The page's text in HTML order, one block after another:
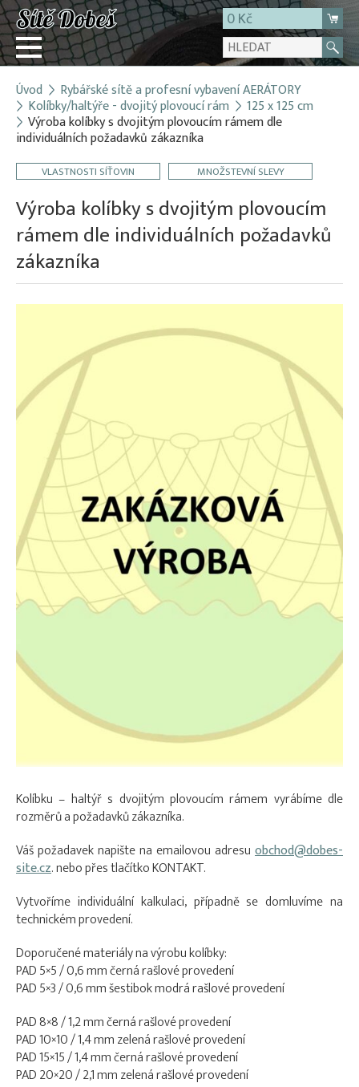
0 Kč
Přihlásit
Registrace
O firmě
Kontakt
Úvod Rybářské sítě a profesní vybavení AERÁTORY
Kolíbky/haltýře - dvojitý plovoucí rám 125 x 125 cm
Výroba kolíbky s dvojitým plovoucím rámem dle
individuálních požadavků zákazníka
VLASTNOSTI SÍŤOVIN MNOŽSTEVNÍ SLEVY
Výroba kolíbky s dvojitým plovoucím
rámem dle individuálních požadavků
zákazníka
Kolíbku – haltýř s dvojitým plovoucím rámem vyrábíme dle
rozměrů a požadavků zákazníka.
Váš požadavek napište na emailovou adresu obchod@dobes-
site.cz. nebo přes tlačítko KONTAKT.
Vytvoříme individuální kalkulaci, případně se domluvíme na
technickém provedení.
Doporučené materiály na výrobu kolíbky:
PAD 5×5 / 0,6 mm černá rašlové provedení
PAD 5×3 / 0,6 mm šestibok modrá rašlové provedení
PAD 8×8 / 1,2 mm černá rašlové provedení
PAD 10×10 / 1,4 mm zelená rašlové provedení
PAD 15×15 / 1,4 mm černá rašlové provedení
PAD 20×20 / 2,1 mm zelená rašlové provedení